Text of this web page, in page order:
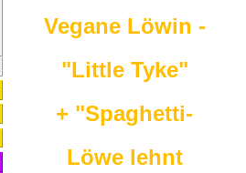
Vegane Löwin -
"Little Tyke"
+ "Spaghetti-
Löwe lehnt